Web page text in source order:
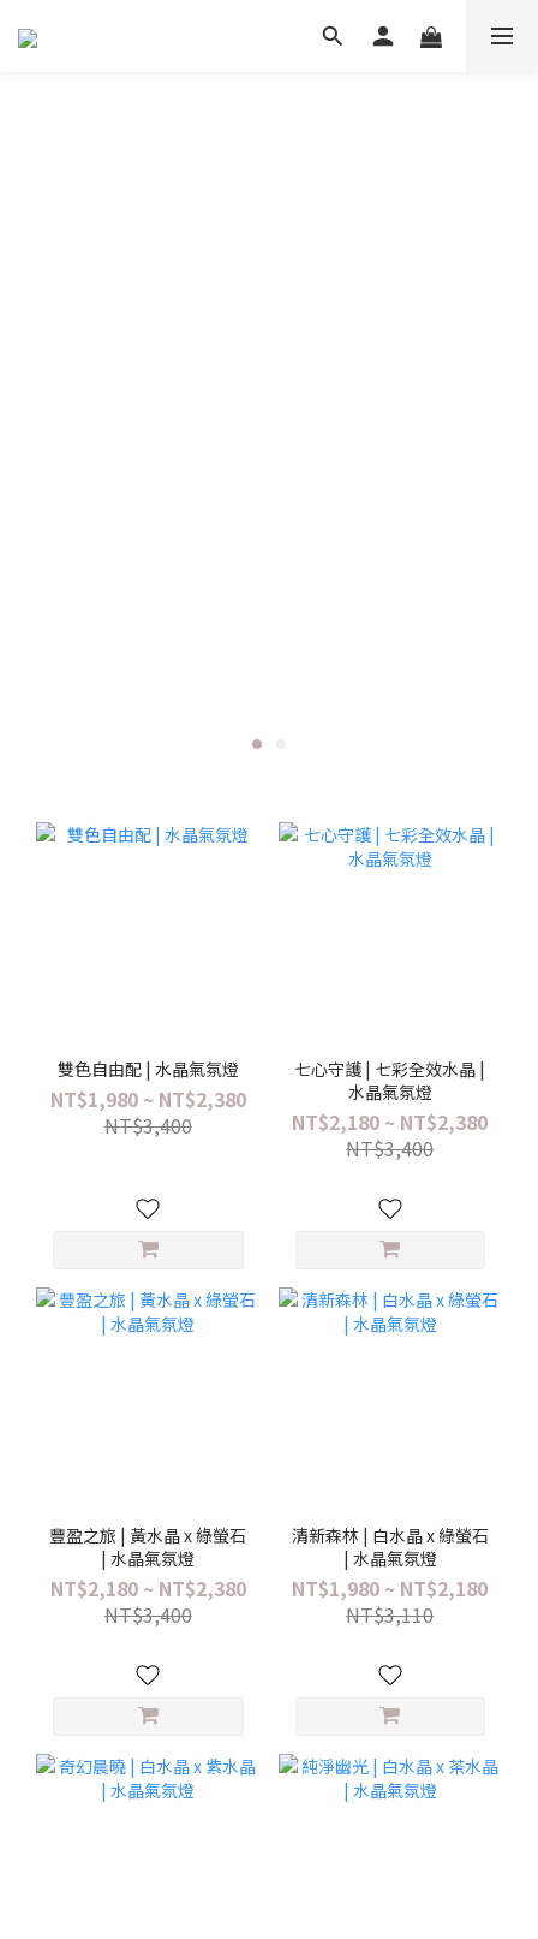
雙色自由配 | 水晶氣氛燈
NT$1,980 ~ NT$2,380
NT$3,400
七心守護 | 七彩全效水晶 |
水晶氣氛燈
NT$2,180 ~ NT$2,380
NT$3,400
豐盈之旅 | 黃水晶 x 綠螢石
| 水晶氣氛燈
NT$2,180 ~ NT$2,380
NT$3,400
清新森林 | 白水晶 x 綠螢石
| 水晶氣氛燈
NT$1,980 ~ NT$2,180
NT$3,110